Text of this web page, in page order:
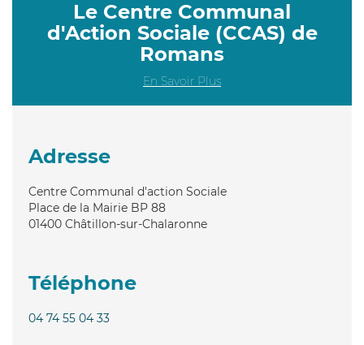
Le Centre Communal
d'Action Sociale (CCAS) de
Romans
En Savoir Plus
Adresse
Centre Communal d'action Sociale
Place de la Mairie BP 88
01400 Châtillon-sur-Chalaronne
Téléphone
04 74 55 04 33